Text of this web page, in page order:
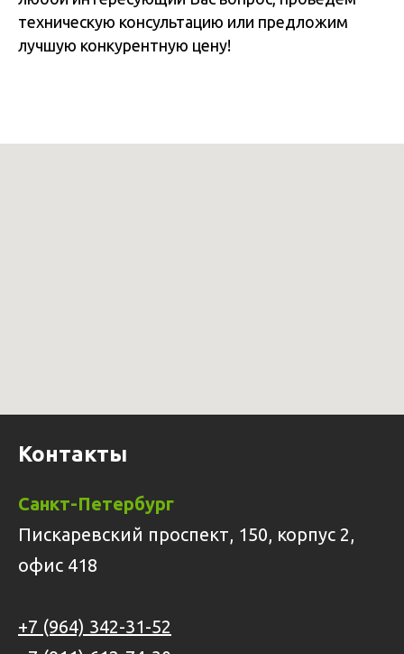
техническую консультацию или предложим
лучшую конкурентную цену!
Контакты
Санкт-Петербург
Пискаревский проспект, 150, корпус 2,
офис 418
+7 (964) 342-31-52